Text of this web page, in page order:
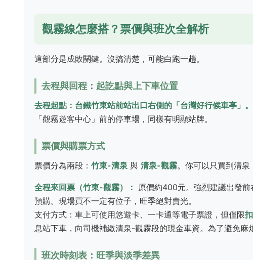
觀霧線怎麼搭？票價與班次全解析
這部分是成敗關鍵。沒搞清楚，可能白跑一趟。
去程與回程：起訖點與上下車位置
去程起點：台鐵竹東站前站出口右側的「台灣好行候車亭」。
「觀霧遊客中心」前的停車場，同樣有明顯站牌。
票價與購票方式
票價分為兩段： 竹東-清泉 與 清泉-觀霧。你可以只買到清泉
全程來回票（竹東-觀霧）： 原價約400元。強烈建議出發前
預購。現場買不一定有位子，旺季絕對賣光。
支付方式：車上可使用悠遊卡、一卡通等電子票證，但僅限
息站下車，向司機補繳清泉-觀霧段的現金車資。為了避免麻
班次時刻表：旺季與淡季差異